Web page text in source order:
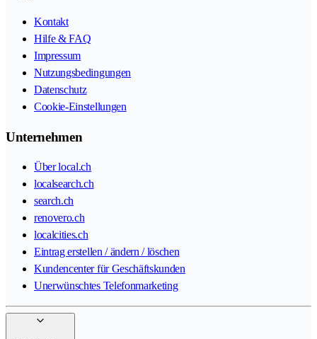
Kontakt
Hilfe & FAQ
Impressum
Nutzungsbedingungen
Datenschutz
Cookie-Einstellungen
Unternehmen
Über local.ch
localsearch.ch
search.ch
renovero.ch
localcities.ch
Eintrag erstellen / ändern / löschen
Kundencenter für Geschäftskunden
Unerwünschtes Telefonmarketing